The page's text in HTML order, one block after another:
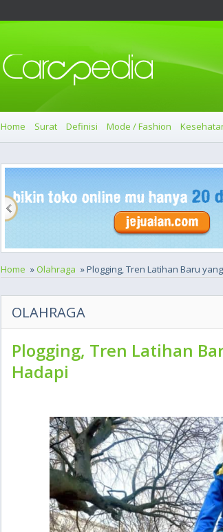
Home Surat Definisi Mode / Fashion
Home » Olahraga » Plogging, Tren Latihan Baru
OLAHRAGA
Plogging, Tren Latihan
Hadapi